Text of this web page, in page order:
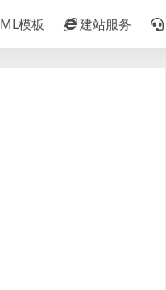
模板 建站服务